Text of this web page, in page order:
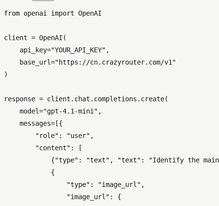
from openai import OpenAI
client = OpenAI(
    api_key=
"YOUR_API_KEY" ,
    base_url=
"https://cn.crazyrouter.com/v1"
)
response = client.chat.completions.create(
    model=
"gpt-4.1-mini" ,
    messages=[{
"role" : "user" ,
"content" : [
            {
"type" : "text" , "text" :
"Identify the
            {
"type" : "image_url" ,
"image_url" : {